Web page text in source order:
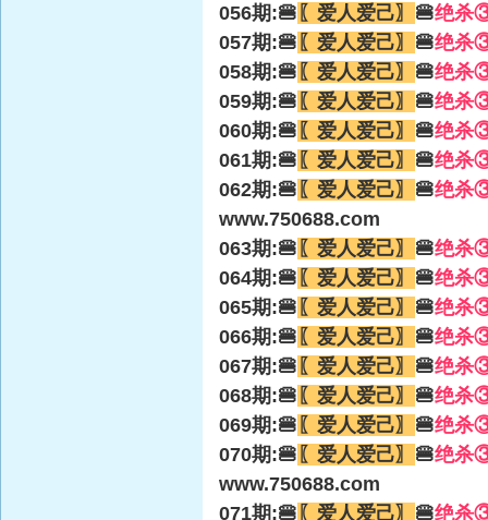
056期:🍔 〖爱人爱己〗 🍔绝杀
057期:🍔 〖爱人爱己〗 🍔绝杀
058期:🍔 〖爱人爱己〗 🍔绝杀
059期:🍔 〖爱人爱己〗 🍔绝杀
060期:🍔 〖爱人爱己〗 🍔绝杀
061期:🍔 〖爱人爱己〗 🍔绝杀
062期:🍔 〖爱人爱己〗 🍔绝杀
www.750688.com
063期:🍔 〖爱人爱己〗 🍔绝杀
064期:🍔 〖爱人爱己〗 🍔绝杀
065期:🍔 〖爱人爱己〗 🍔绝杀
066期:🍔 〖爱人爱己〗 🍔绝杀
067期:🍔 〖爱人爱己〗 🍔绝杀
068期:🍔 〖爱人爱己〗 🍔绝杀
069期:🍔 〖爱人爱己〗 🍔绝杀
070期:🍔 〖爱人爱己〗 🍔绝杀
www.750688.com
071期:🍔 〖爱人爱己〗 🍔绝杀